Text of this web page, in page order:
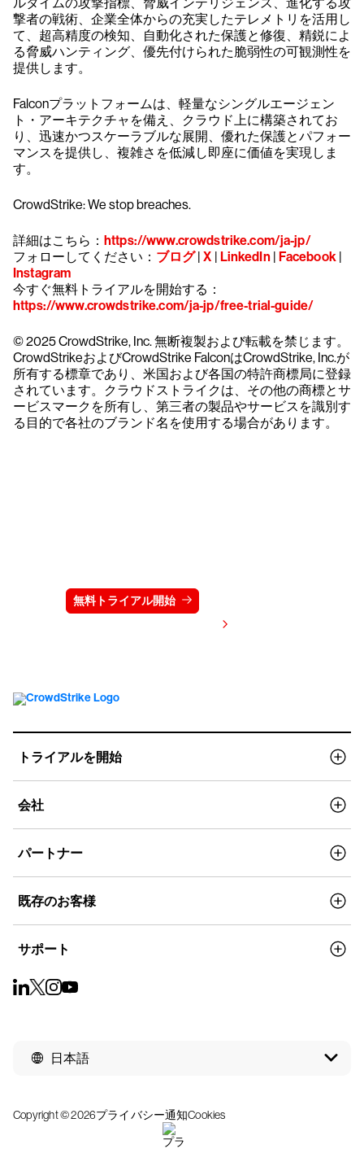
撃者の戦術、企業全体からの充実したテレメトリを活用し
て、超高精度の検知、自動化された保護と修復、精鋭によ
る脅威ハンティング、優先付けられた脆弱性の可観測性を
提供します。
Falconプラットフォームは、軽量なシングルエージェン
ト・アーキテクチャを備え、クラウド上に構築されてお
り、迅速かつスケーラブルな展開、優れた保護とパフォー
マンスを提供し、複雑さを低減し即座に価値を実現しま
す。
CrowdStrike: We stop breaches.
詳細はこちら： https://www.crowdstrike.com/ja-jp/
フォローしてください： ブログ|X | LinkedIn| Facebook|
Instagram
今すぐ無料トライアルを開始する：
https://www.crowdstrike.com/ja-jp/free-trial-guide/
© 2025 CrowdStrike, Inc. 無断複製および転載を禁じます。
CrowdStrikeおよびCrowdStrike FalconはCrowdStrike, Inc.が
所有する標章であり、米国および各国の特許商標局に登録
されています。クラウドストライクは、その他の商標とサ
ービスマークを所有し、第三者の製品やサービスを識別す
る目的で各社のブランド名を使用する場合があります。
無料トライアル開始
トライアルを開始
会社
パートナー
既存のお客様
サポート
日本語
Copyright © 2026プライバシー通知Cookies